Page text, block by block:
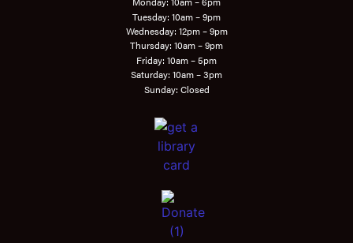
Tuesday: 10am – 9pm
Wednesday: 12pm – 9pm
Thursday: 10am – 9pm
Friday: 10am – 5pm
Saturday: 10am – 3pm
Sunday: Closed